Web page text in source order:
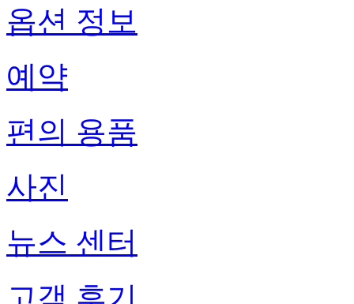
옵션 정보
예약
편의 용품
사진
뉴스 센터